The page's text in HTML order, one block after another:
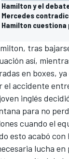
Hamilton y el
Mercedes
Hamilton
tras
así,
en boxes,
el accidente
inglés
para no
cuando el
esto acabó
lucha